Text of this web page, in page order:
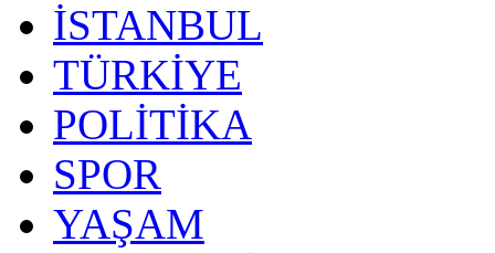
İSTANBUL
TÜRKİYE
POLİTİKA
SPOR
YAŞAM